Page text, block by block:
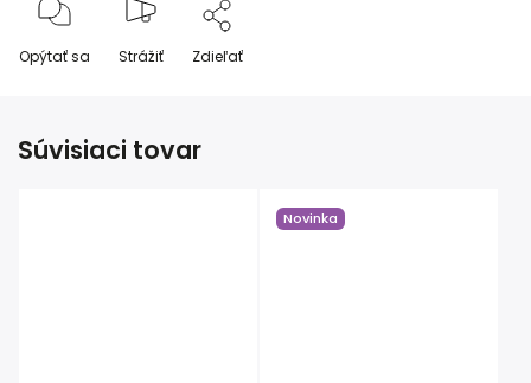
Opýtať sa Strážiť Zdieľať
Súvisiaci tovar
Novinka